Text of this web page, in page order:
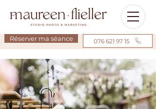
076 621 97 15
Réserver ma séance